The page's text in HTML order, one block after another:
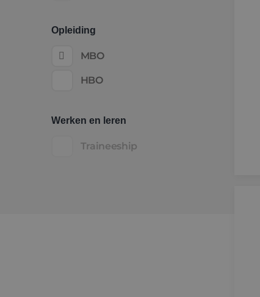
Opleiding
MBO
HBO
Werken en leren
Traineeship